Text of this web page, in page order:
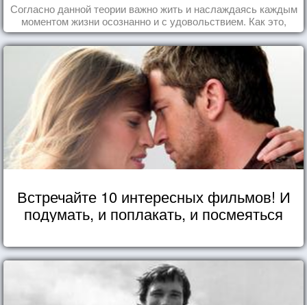
Согласно данной теории важно жить и наслаждаясь каждым
моментом жизни осознанно и с удовольствием. Как это,
попробуем разобраться на реальных примерах.
Встречайте 10 интересных фильмов! И
подумать, и поплакать, и посмеяться